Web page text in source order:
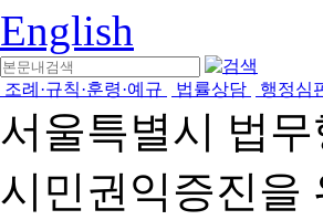
English
조례·규칙·훈령·예규 법률상담 행정심
서울특별시 법
시민권익증진을